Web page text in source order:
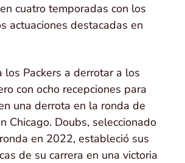
cuatro temporadas con los
actuaciones destacadas en
los Packers a derrotar a los
con ocho recepciones para
una derrota en la ronda de
Chicago. Doubs, seleccionado
en 2022, estableció sus
de su carrera en una victoria